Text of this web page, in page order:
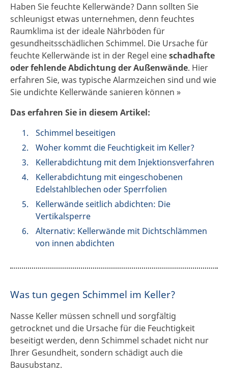
Haben Sie feuchte Kellerwände? Dann sollten Sie
schleunigst etwas unternehmen, denn feuchtes
Raumklima ist der ideale Nährböden für
gesundheitsschädlichen Schimmel. Die Ursache für
feuchte Kellerwände ist in der Regel eineschadhafte
oder fehlende Abdichtung der Außenwände. Hier
erfahren Sie, was typische Alarmzeichen sind und wie
Sie undichte Kellerwände sanieren können »
Das erfahren Sie in diesem Artikel:
Schimmel beseitigen
Woher kommt die Feuchtigkeit im Keller?
Kellerabdichtung mit dem Injektionsverfahren
Kellerabdichtung mit eingeschobenen
Edelstahlblechen oder Sperrfolien
Kellerwände seitlich abdichten: Die
Vertikalsperre
Alternativ: Kellerwände mit Dichtschlämmen
von innen abdichten
Was tun gegen Schimmel im Keller?
Nasse Keller müssen schnell und sorgfältig
getrocknet und die Ursache für die Feuchtigkeit
beseitigt werden, denn Schimmel schadet nicht nur
Ihrer Gesundheit, sondern schädigt auch die
Bausubstanz.